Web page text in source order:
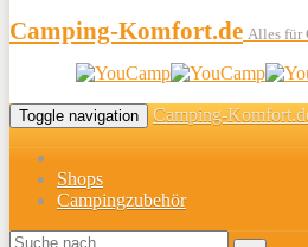
Camping-Komfort.de Alles für
Toggle navigation Camping-
Shops
Campingzubehör